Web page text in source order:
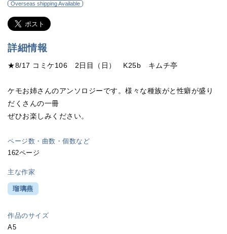
Overseas shipping Available
詳細情報
★8/17 コミケ106 2日目（日） K25b キムチ亭
ケモお姉さんのアンソロジーです。様々な種族がと性癖が盛り
だくさんの一冊
ぜひお楽しみください。
ページ数・曲数・個数など
162ページ
主な作家
瑠璃燕
作品のサイズ
A5